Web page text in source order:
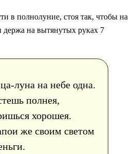
в полнолуние, стоя так, чтобы на
держа на вытянутых руках 7
луна на небе одна.
полнея,
хорошея.
же своим светом